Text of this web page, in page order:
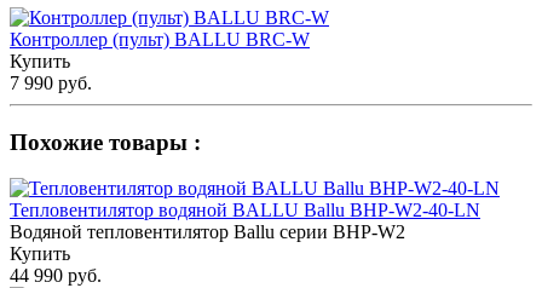
Контроллер (пульт) BALLU BRC-W
Купить
7 990 руб.
Похожие товары :
Тепловентилятор водяной BALLU Ballu BHP-W2-40-LN
Водяной тепловентилятор Ballu серии BHP-W2
Купить
44 990 руб.